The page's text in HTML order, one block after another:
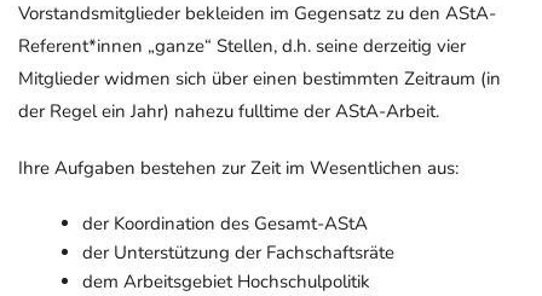
Vorstandsmitglieder bekleiden im Gegensatz zu den AStA-
Re­fe­ren­t*innen „ganze“ Stellen, d.h. seine derzeitig vier
Mitglieder widmen sich über einen bestimmten Zeitraum (in
der Regel ein Jahr) nahezu fulltime der AStA-Arbeit.
Ihre Aufgaben bestehen zur Zeit im Wesentlichen aus:
der Koordination des Gesamt-AStA
der Unterstützung der Fachschaftsräte
dem Arbeitsgebiet Hochschulpolitik